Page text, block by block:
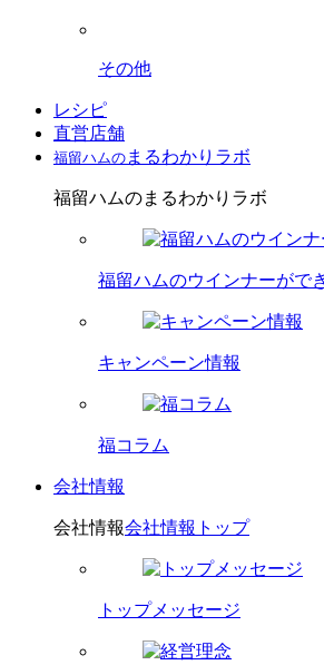
その他
レシピ
直営店舗
福留ハムの まるわかりラボ
福留ハムのまるわかりラボ
福留ハムのウインナーがで
キャンペーン情報
福コラム
会社情報
会社情報会社情報トップ
トップメッセージ